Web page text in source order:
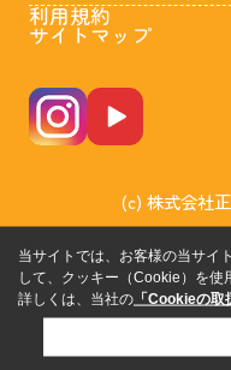
利用規約
サイトマップ
(c) 株式会社
当サイトでは、お客様の当サイ
して、クッキー（Cookie）を使
詳しくは、当社の 「Cookieの取